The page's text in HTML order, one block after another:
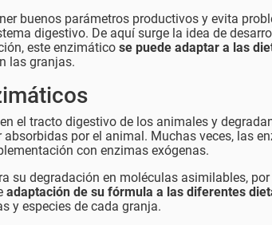
buenos parámetros productivos y evita
digestivo. De aquí surge la idea de
este enzimático se puede adaptar a las
las granjas.
el tracto digestivo de los animales y
por el animal. Muchas veces, las
con enzimas exógenas.
su degradación en moléculas asimilables,
adaptación de su fórmula a las diferentes
y especies de cada granja.